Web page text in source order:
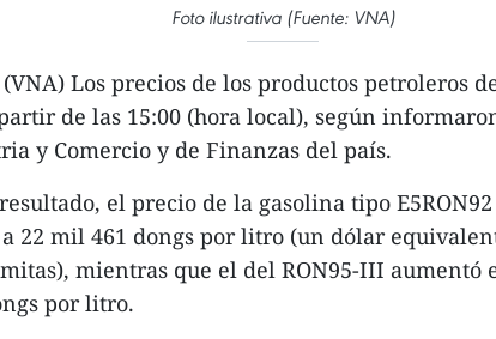
Foto ilustrativa (Fuente: VNA)
Los precios de los productos petroleros
de las 15:00 (hora local), según
y Comercio y de Finanzas del país.
el precio de la gasolina tipo
22 mil 461 dongs por litro (un dólar
mientras que el del RON95-III aumentó
por litro.